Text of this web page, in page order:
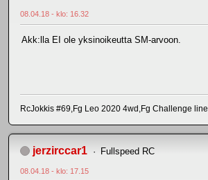
08.04.18 - klo: 16.32
Akk:lla EI ole yksinoikeutta SM-arvoon.
RcJokkis #69,Fg Leo 2020 4wd,Fg Challenge line
jerzirccar1 Fullspeed RC
08.04.18 - klo: 17.15